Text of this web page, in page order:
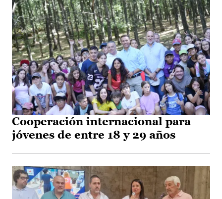
Cooperación internacional para
jóvenes de entre 18 y 29 años